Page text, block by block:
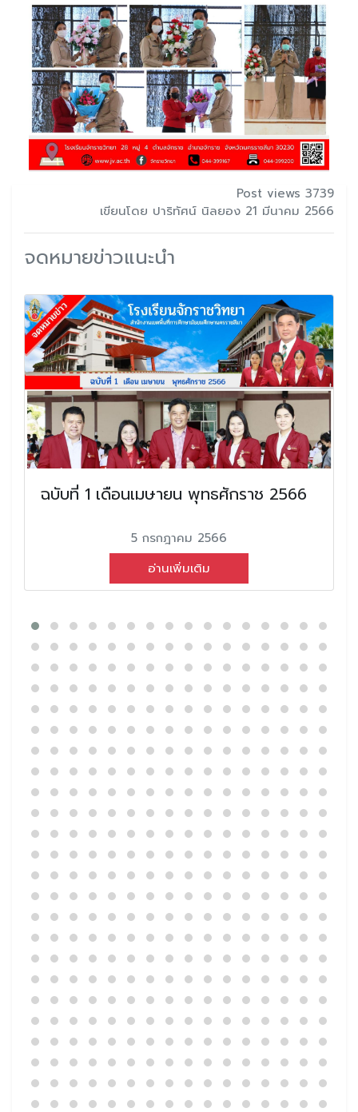
Post views 3739
เขียนโดย ปาริทัศน์ นิลยอง 21 มีนาคม 2566
จดหมายข่าวแนะนำ
ฉบับที่ 1 เดือนเมษายน พุทธศักราช 2566
5 กรกฎาคม 2566
อ่านเพิ่มเติม